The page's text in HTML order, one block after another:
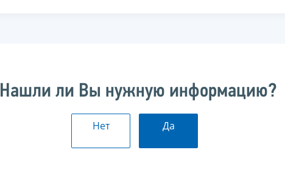
Нашли ли Вы нужную информацию?
Нет Да